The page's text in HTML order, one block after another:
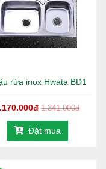
rửa inox Hwata BD1
1.341.000đ
Đặt mua